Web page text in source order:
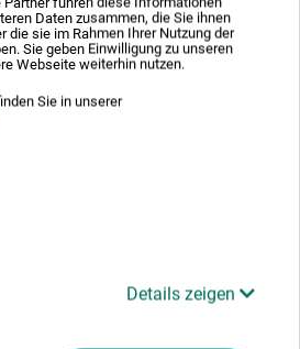
Daten zusammen, die Sie ihnen
die sie im Rahmen Ihrer Nutzung der
Sie geben Einwilligung zu unseren
Webseite weiterhin nutzen.
Sie in unserer
Details zeigen